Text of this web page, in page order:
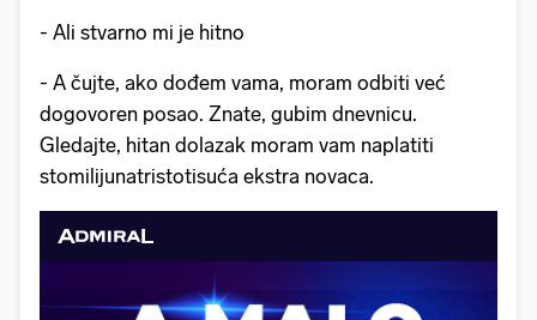
- Ali stvarno mi je hitno
- A čujte, ako dođem vama, moram odbiti već
dogovoren posao. Znate, gubim dnevnicu.
Gledajte, hitan dolazak moram vam naplatiti
stomilijunatristotisuća ekstra novaca.